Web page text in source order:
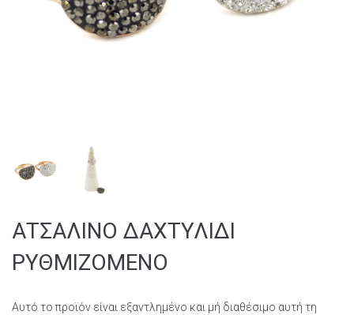
ΑΤΣΑΛΙΝΟ ΔΑΧΤΥΛΙΔΙ
ΡΥΘΜΙΖΟΜΕΝΟ
Αυτό το προϊόν είναι εξαντλημένο και μή διαθέσιμο αυτή τη